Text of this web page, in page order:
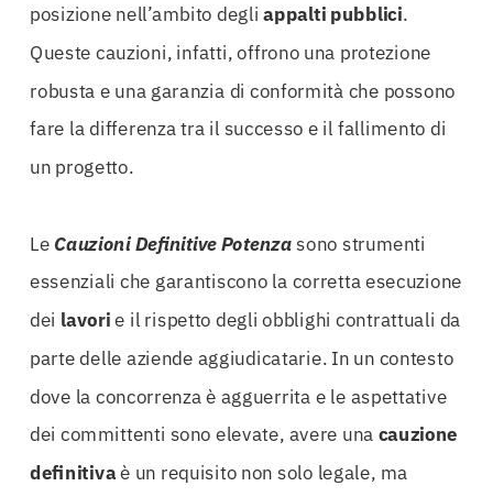
posizione nell’ambito degliappalti pubblici.
Queste cauzioni, infatti, offrono una protezione
robusta e una garanzia di conformità che possono
fare la differenza tra il successo e il fallimento di
un progetto.
Le Cauzioni Definitive Potenzasono strumenti
essenziali che garantiscono la corretta esecuzione
dei lavorie il rispetto degli obblighi contrattuali da
parte delle aziende aggiudicatarie. In un contesto
dove la concorrenza è agguerrita e le aspettative
dei committenti sono elevate, avere una cauzione
definitivaè un requisito non solo legale, ma